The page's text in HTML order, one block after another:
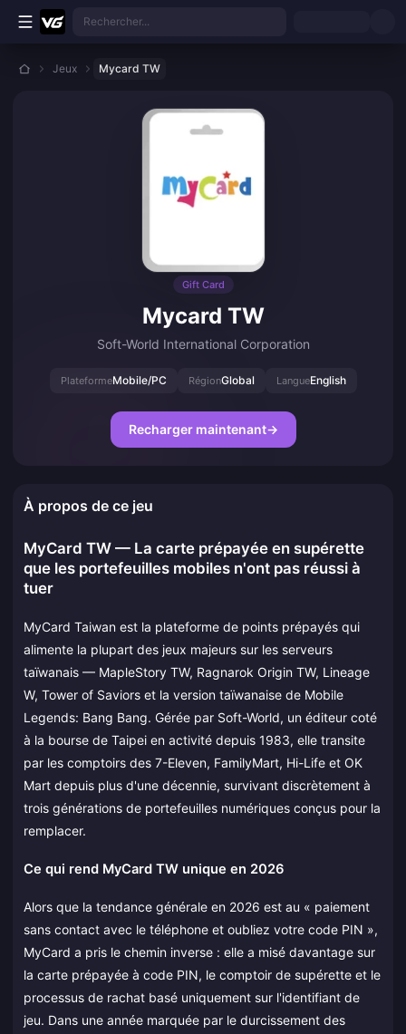
Aller au contenu principal
Rechercher...
Jeux Mycard TW
Gift Card
Mycard TW
Soft-World International Corporation
PlateformeMobile/PC RégionGlobal LangueEnglish
Recharger maintenant→
À propos de ce jeu
MyCard TW — La carte prépayée en supérette
que les portefeuilles mobiles n'ont pas réussi à
tuer
MyCard Taiwan est la plateforme de points prépayés qui
alimente la plupart des jeux majeurs sur les serveurs
taïwanais — MapleStory TW, Ragnarok Origin TW, Lineage
W, Tower of Saviors et la version taïwanaise de Mobile
Legends: Bang Bang. Gérée par Soft-World, un éditeur coté
à la bourse de Taipei en activité depuis 1983, elle transite
par les comptoirs des 7-Eleven, FamilyMart, Hi-Life et OK
Mart depuis plus d'une décennie, survivant discrètement à
trois générations de portefeuilles numériques conçus pour la
remplacer.
Ce qui rend MyCard TW unique en 2026
Alors que la tendance générale en 2026 est au « paiement
sans contact avec le téléphone et oubliez votre code PIN »,
MyCard a pris le chemin inverse : elle a misé davantage sur
la carte prépayée à code PIN, le comptoir de supérette et le
processus de rachat basé uniquement sur l'identifiant de
jeu. Dans une année marquée par le durcissement des